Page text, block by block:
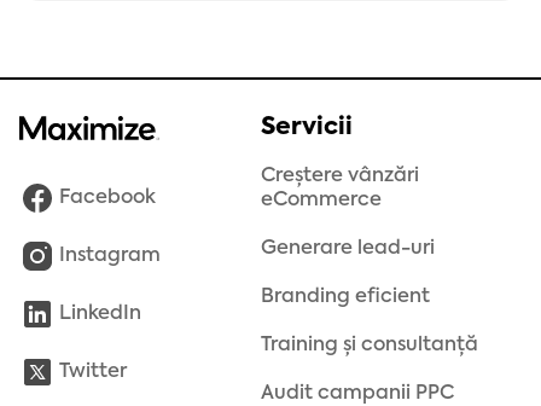
Facebook
Instagram
LinkedIn
Twitter
Servicii
Creștere vânzări
eCommerce
Generare lead-uri
Branding eficient
Training și consultanță
Audit campanii PPC